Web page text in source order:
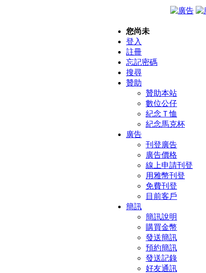
您尚未
登入
註冊
忘記密碼
搜尋
贊助
贊助本站
數位公仔
紀念Ｔ恤
紀念馬克杯
廣告
刊登廣告
廣告價格
線上申請刊登
用雅幣刊登
免費刊登
目前客戶
簡訊
簡訊說明
購買金幣
發送簡訊
預約簡訊
發送記錄
好友通訊